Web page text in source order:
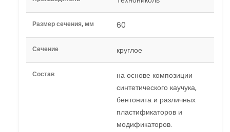
Размер сечения, мм 60
Сечение круглое
Состав
на основе композиции
синтетического каучука,
бентонита и различных
пластификаторов и
модификаторов.